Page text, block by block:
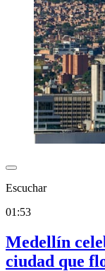
Escuchar
01:53
Medellín
ciudad que